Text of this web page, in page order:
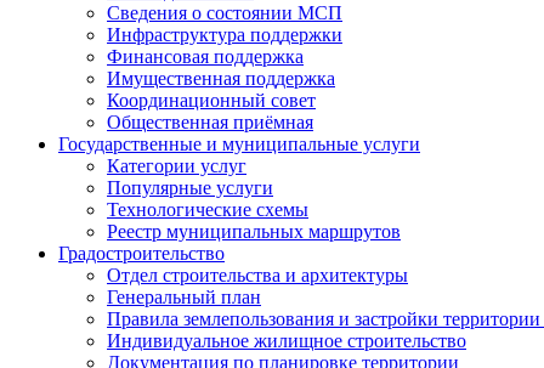
Сведения о состоянии МСП
Инфраструктура поддержки
Финансовая поддержка
Имущественная поддержка
Координационный совет
Общественная приёмная
Государственные и муниципальные услуги
Категории услуг
Популярные услуги
Технологические схемы
Реестр муниципальных маршрутов
Градостроительство
Отдел строительства и архитектуры
Генеральный план
Правила землепользования и застройки
Индивидуальное жилищное строительство
Документация по планировке территории